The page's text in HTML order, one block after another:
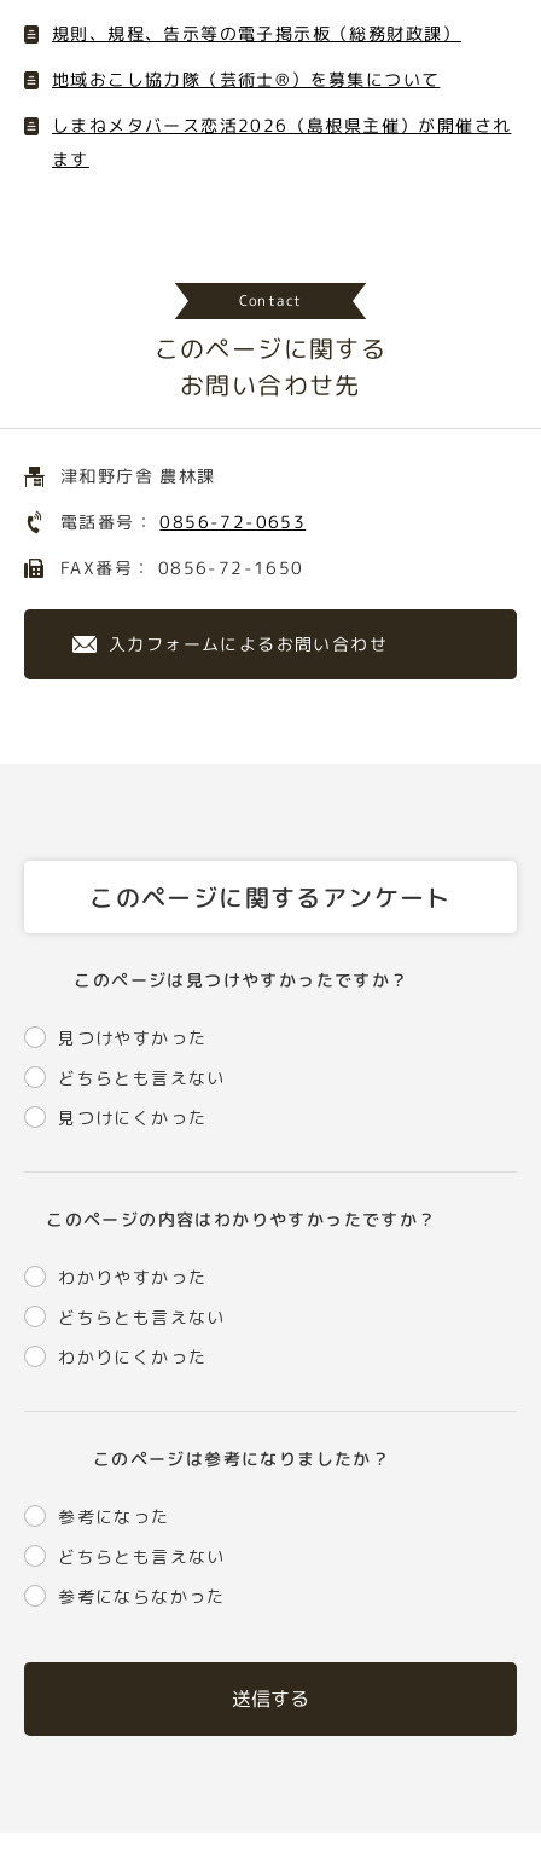
規則、規程、告示等の電子掲示板（総務財政課）
地域おこし協力隊（芸術士®）を募集について
しまねメタバース恋活2026（島根県主催）が開催され
ます
Contact
このページに関する
お問い合わせ先
津和野庁舎 農林課
電話番号：0856-72-0653
FAX番号： 0856-72-1650
入力フォームによるお問い合わせ
このページに関するアンケート
このページは見つけやすかったですか？
見つけやすかった
どちらとも言えない
見つけにくかった
このページの内容はわかりやすかったですか？
わかりやすかった
どちらとも言えない
わかりにくかった
このページは参考になりましたか？
参考になった
どちらとも言えない
参考にならなかった
送信する